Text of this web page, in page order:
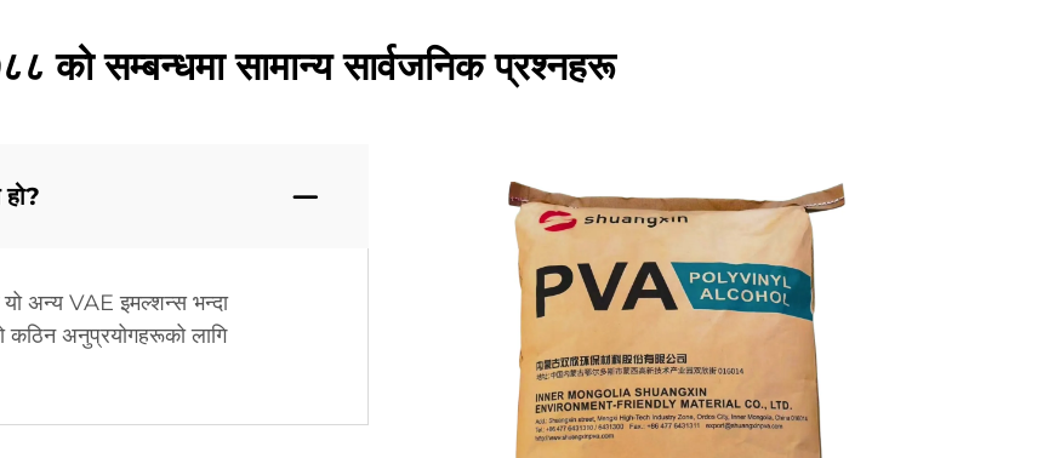
को सम्बन्धमा सामान्य सार्वजनिक प्रश्नहरू
अन्य VAE इमल्शन्स भन्दा
कठिन अनुप्रयोगहरूको लागि